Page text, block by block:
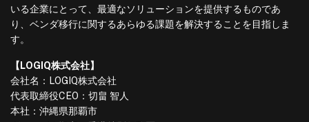
いる企業にとって、最適なソリューションを提供するものであ
り、ベンダ移行に関するあらゆる課題を解決することを目指しま
す。
【LOGIQ株式会社】
会社名：LOGIQ株式会社
代表取締役CEO：切畠 智人
本社：沖縄県那覇市